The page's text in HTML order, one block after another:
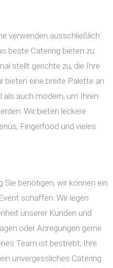
verwenden ausschließlich
beste Catering bieten zu
stellt gerichte zu, die Ihre
bieten eine breite Palette an
als auch modern, um Ihren
Wir bieten leckere
Fingerfood und vieles
Sie benötigen, wir können ein
schaffen. Wir legen
unserer Kunden und
oder Anregungen gerne
Team ist bestrebt, Ihre
unvergessliches Catering